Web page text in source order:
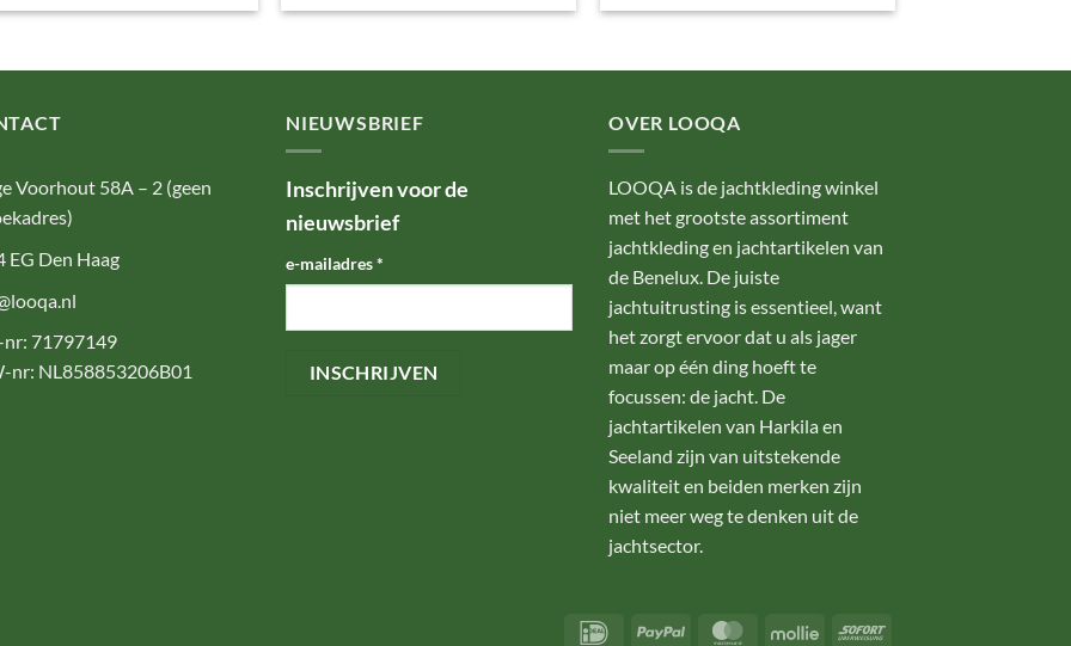
Voorhout 58A – 2 (geen
EG Den Haag
nr: 71797149
nr: NL858853206B01
NIEUWSBRIEF
Inschrijven voor de
nieuwsbrief
e-mailadres*
OVER LOOQA
LOOQA is de jachtkleding winkel
met het grootste assortiment
jachtkleding en jachtartikelen van
de Benelux. De juiste
jachtuitrusting is essentieel, want
het zorgt ervoor dat u als jager
maar op één ding hoeft te
focussen: de jacht. De
jachtartikelen van Harkila en
Seeland zijn van uitstekende
kwaliteit en beiden merken zijn
niet meer weg te denken uit de
jachtsector.
IDeal PayPal MasterCardMollie Sofort